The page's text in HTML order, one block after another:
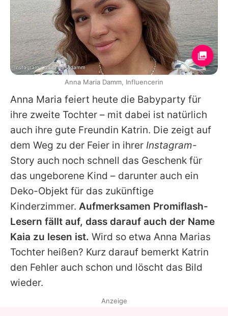
Anna Maria feiert heute die Babyparty für
ihre zweite Tochter – mit dabei ist natürlich
auch ihre gute Freundin Katrin. Die zeigt auf
dem Weg zu der Feier in ihrer Instagram-
Story auch noch schnell das Geschenk für
das ungeborene Kind – darunter auch ein
Deko-Objekt für das zukünftige
Kinderzimmer. Aufmerksamen Promiflash-
Lesern fällt auf, dass darauf auch der Name
Kaia zu lesen ist. Wird so etwa Anna Marias
Tochter heißen? Kurz darauf bemerkt Katrin
den Fehler auch schon und löscht das Bild
wieder.
Instagram / annamariadamm
Anna Maria Damm, Influencerin
Anzeige